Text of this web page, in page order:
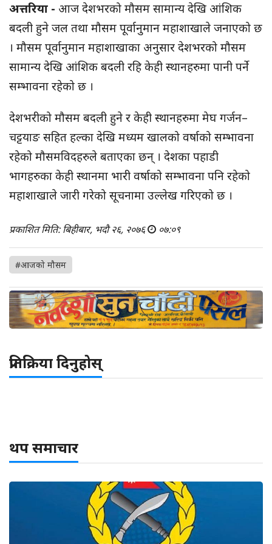
अत्तरिया - आज देशभरको मौसम सामान्य देखि आंशिक
बदली हुने जल तथा मौसम पूर्वानुमान महाशाखाले जनाएको छ
। मौसम पूर्वानुमान महाशाखाका अनुसार देशभरको मौसम
सामान्य देखि आंशिक बदली रहि केही स्थानहरुमा पानी पर्ने
सम्भावना रहेको छ ।
देशभरीको मौसम बदली हुने र केही स्थानहरुमा मेघ गर्जन–
चट्टयाङ सहित हल्का देखि मध्यम खालको वर्षाको सम्भावना
रहेको मौसमविदहरुले बताएका छन् । देशका पहाडी
भागहरुका केही स्थानमा भारी वर्षाको सम्भावना पनि रहेको
महाशाखाले जारी गरेको सूचनामा उल्लेख गरिएको छ ।
प्रकाशित मिति: बिहीबार, भदौ २६, २०७६ ०७:०९
#आजको मौसम
प्रतिक्रिया दिनुहोस्
थप समाचार